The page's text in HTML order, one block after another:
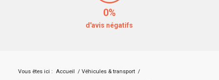
0%
d'avis négatifs
Vous êtes ici : Accueil / Véhicules & transport /